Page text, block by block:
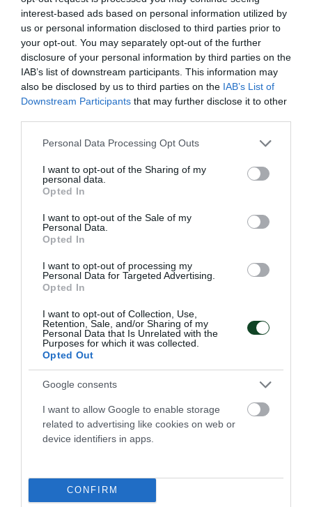
interest-based ads based on personal information utilized by
us or personal information disclosed to third parties prior to
your opt-out. You may separately opt-out of the further
disclosure of your personal information by third parties on the
IAB’s list of downstream participants. This information may
also be disclosed by us to third parties on the IAB’s List of
Downstream Participants that may further disclose it to other
Please note that this website/app uses one or more Google
not limited to your visit or usage behaviour. You may click to
grant or deny consent to Google and its third-party tags to
use your data for below specified purposes in below Google
consent section.
Personal Data Processing Opt Outs
I want to opt-out of the Sharing of my
personal data.
Opted In
I want to opt-out of the Sale of my
Personal Data.
Opted In
I want to opt-out of processing my
Personal Data for Targeted Advertising.
Opted In
I want to opt-out of Collection, Use,
Retention, Sale, and/or Sharing of my
Personal Data that Is Unrelated with the
Purposes for which it was collected.
Opted Out
Google consents
I want to allow Google to enable storage
related to advertising like cookies on web or
device identifiers in apps.
CONFIRM
κορυφαία διασυλλογική
διοργάνωση!
Οι θρυλικοί Φέρεντς Πούσκας και Αντώνης Αντωνιάδης
που οδήγησαν τον Panathinaikos στην κορυφαία στιγμή
Ελληνικού Συλλόγου στο εξωτερικό, έχουν ακόμα τα
ονόματα τους ανεξίτηλα στους πρώτους σκόρερ του
Κυπέλλου Πρωταθλητριών και μετέπειτα Τσάμπιονς Λιγκ.
08.08.2026 EΝ ΑΘΗΝΑΙΣ
ΠΑΝΑΘΗΝΑΪΚΟΣ ΑΚΑ∆ΗΜΙΑ
ΓΕΡΜΑΝΙΑΣ
Το μέγεθος του Παναθηναϊκού είναι τεράστιο και έχει
ξεπεράσει προ πολλού τα στενά ελληνικά σύνορα. Είναι
χαρακτηριστικό το γεγονός πως υπάρχουν ομάδες που
δημιουργήθηκαν προς τιμήν του μεγαλύτερου Συλλόγου
EΝ ΑΘΗΝΑΙΣ